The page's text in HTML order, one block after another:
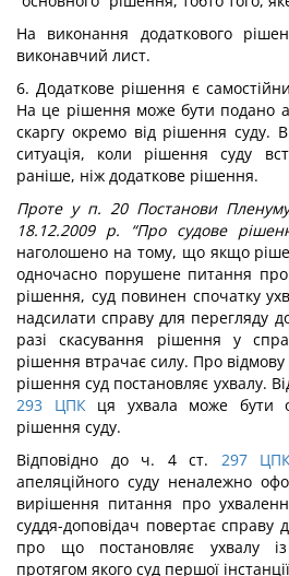
На виконання додаткового
виконавчий лист.
6. Додаткове рішення є
На це рішення може бути подано
скаргу окремо від рішення суду.
ситуація, коли рішення суду
раніше, ніж додаткове рішення.
Проте у п. 20 Постанови
18.12.2009 р. “Про судове
наголошено на тому, що якщо
одночасно порушене питання про
рішення, суд повинен спочатку
надсилати справу для перегляду
разі скасування рішення у
рішення втрачає силу. Про відмову
рішення суд постановляє ухвалу.
293 ЦПКця ухвала може бути
рішення суду.
Відповідно до ч. 4 ст. 297
апеляційного суду неналежно
вирішення питання про
суддя-доповідач повертає справу
про що постановляє ухвалу
протягом якого суд першої